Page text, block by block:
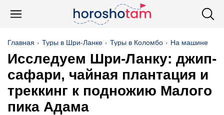
Главная Туры в Шри-Ланке Туры в Коломбо На машине
Исследуем Шри-Ланку: джип-
сафари, чайная плантация и
треккинг к подножию Малого
пика Адама